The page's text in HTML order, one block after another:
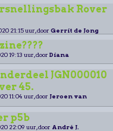
Rover
21:15 uur, door Gerrit de Jong
19:13 uur, door Diana
JGN000010
45.
11:04 uur, door Jeroen van
p5b
22:09 uur, door André J.